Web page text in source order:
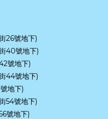
26號地下)
40號地下)
號地下)
44號地下)
地下)
54號地下)
號地下)